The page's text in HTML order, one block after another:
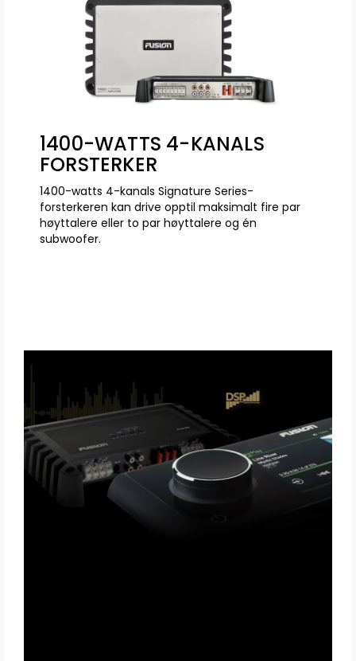
1400-WATTS 4-KANALS
FORSTERKER
1400-watts 4-kanals Signature Series-
forsterkeren kan drive opptil maksimalt fire par
høyttalere eller to par høyttalere og én
subwoofer.